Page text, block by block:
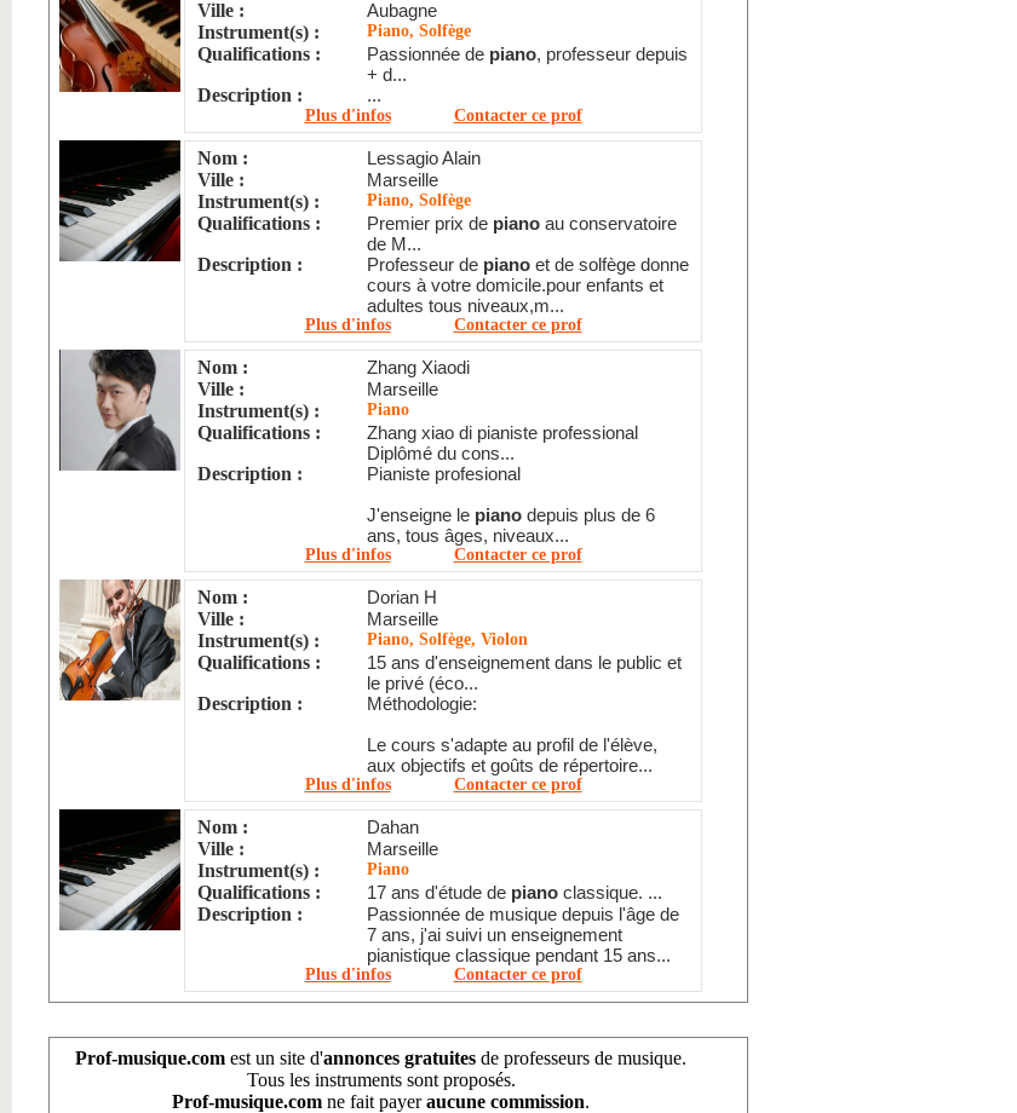
Ville :
Aubagne
Instrument(s) :
Piano, Solfège
Qualifications : Passionnée de piano, professeur depuis
+ d...
Description :
...
Plus d'infos Contacter ce prof
Nom :
Lessagio Alain
Ville :
Marseille
Instrument(s) :
Piano, Solfège
Qualifications : Premier prix de piano au conservatoire
de M...
Description :
Professeur de piano et de solfège donne
cours à votre domicile.pour enfants et
adultes tous niveaux,m...
Plus d'infos Contacter ce prof
Nom :
Zhang Xiaodi
Ville :
Marseille
Instrument(s) :
Piano
Qualifications :
Zhang xiao di pianiste professional
Diplômé du cons...
Description :
Pianiste profesional
J'enseigne le piano depuis plus de 6
ans, tous âges, niveaux...
Plus d'infos Contacter ce prof
Nom :
Dorian H
Ville :
Marseille
Instrument(s) :
Piano, Solfège, Violon
Qualifications :
15 ans d'enseignement dans le public et
le privé (éco...
Description :
Méthodologie:
Le cours s'adapte au profil de l'élève,
aux objectifs et goûts de répertoire...
Plus d'infos Contacter ce prof
Nom :
Dahan
Ville :
Marseille
Instrument(s) :
Piano
Qualifications : 17 ans d'étude de piano classique. ...
Description :
Passionnée de musique depuis l'âge de
7 ans, j'ai suivi un enseignement
pianistique classique pendant 15 ans...
Plus d'infos Contacter ce prof
Prof-musique.com est un site d'annonces gratuites de professeurs de musique.
Tous les instruments sont proposés.
Prof-musique.com ne fait payeraucune commission.